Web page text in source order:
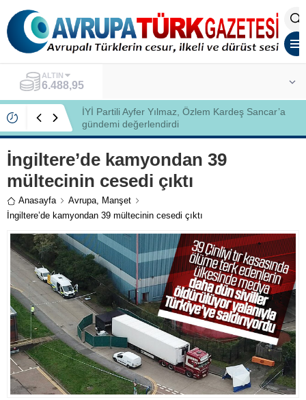
ALTIN
6.488,95
İYİ Partili Ayfer Yılmaz, Özlem Kardeş Sancar’a
gündemi değerlendirdi
İngiltere’de kamyondan 39
mültecinin cesedi çıktı
Anasayfa Avrupa, Manşet
İngiltere’de kamyondan 39 mültecinin cesedi çıktı